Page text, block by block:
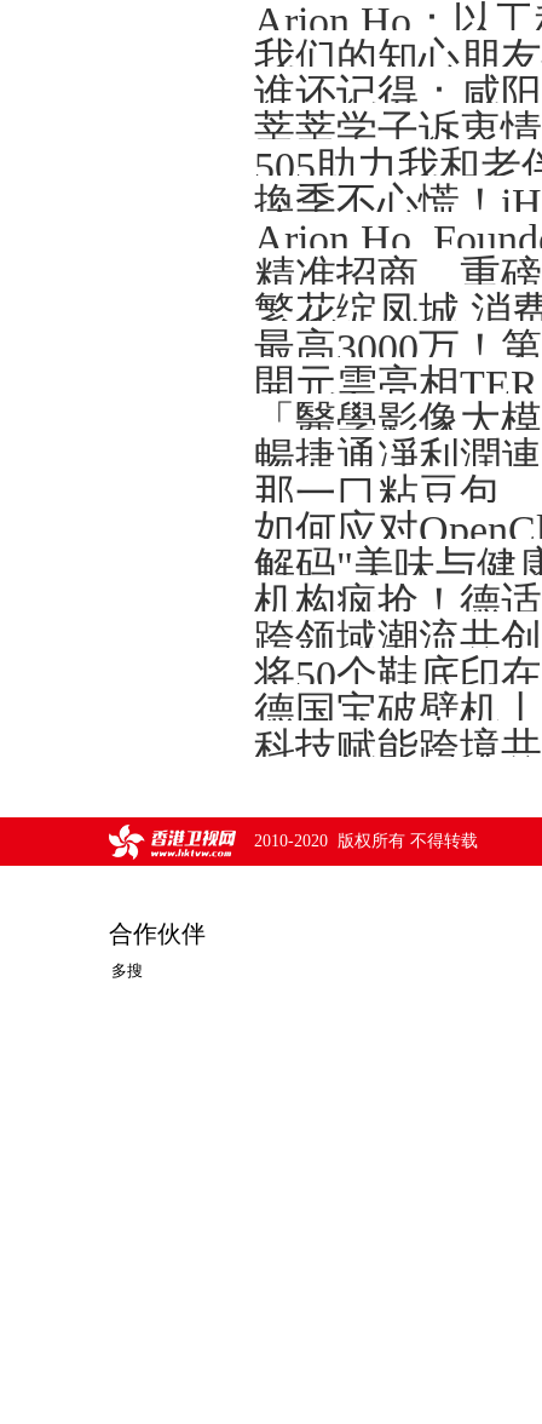
Arion Ho：以
我们的知心朋
谁还记得：咸
莘莘学子诉衷情
505助力我和老
精准招商、重
繁花绽凤城 消
開元雲亮相
解码"美味与健
将50个鞋底印
德国宝破壁机
2010-2020 版权所有 不得转载
合作伙伴
多搜